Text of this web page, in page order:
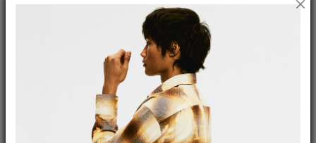
T-Shirt In Jersey Con Micro Logo Camicia America Oxford A Righe
€ 175,00